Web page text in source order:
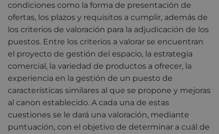
condiciones como la forma de presentación de
ofertas, los plazos y requisitos a cumplir, además de
los criterios de valoración para la adjudicación de los
puestos. Entre los criterios a valorar se encuentran
el proyecto de gestión del espacio, la estrategia
comercial, la variedad de productos a ofrecer, la
experiencia en la gestión de un puesto de
características similares al que se propone y mejoras
al canon establecido. A cada una de estas
cuestiones se le dará una valoración, mediante
puntuación, con el objetivo de determinar a cuál de